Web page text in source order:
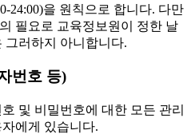
24:00)을 원칙으로 합니다. 다만
필요로 교육정보원이 정한 날
그러하지 아니합니다.
번호 등)
및 비밀번호에 대한 모든 관리
에게 있습니다.